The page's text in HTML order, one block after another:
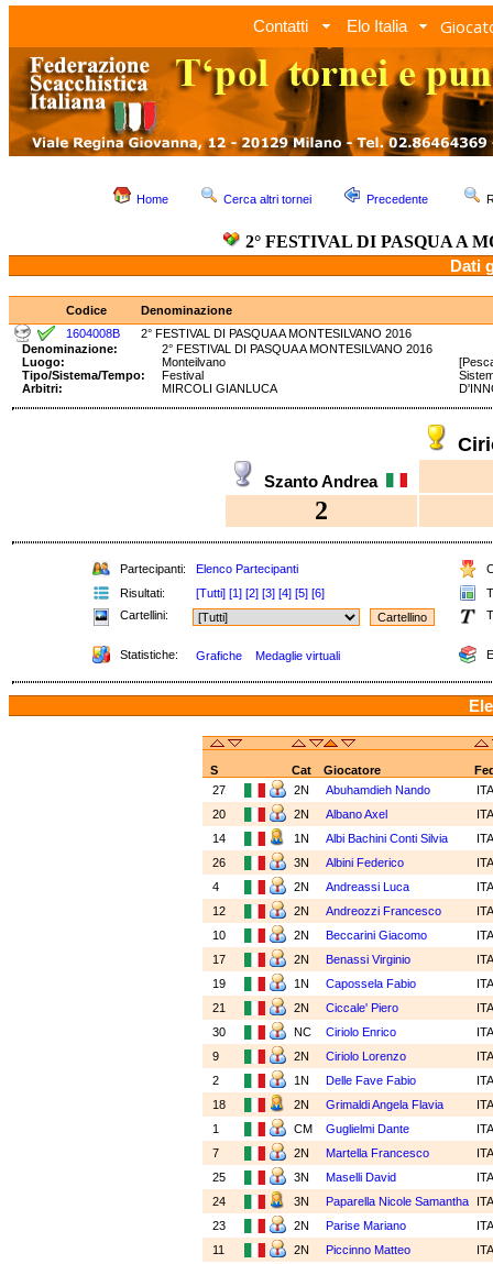
Contatti Elo Italia
Home Cerca altri tornei Precedente
2° FESTIVAL DI PASQUA A
Dati
Codice
Denominazione
1604008B
2° FESTIVAL DI PASQUA A MONTESILVANO 2016
Denominazione:
2° FESTIVAL DI PASQUA A MONTESILVANO 2016
Luogo:
Monteilvano
Tipo/Sistema/Tempo:
Festival
Arbitri:
MIRCOLI GIANLUCA
Szanto Andrea
2
Partecipanti: Elenco Partecipanti
Risultati:
[Tutti] [1] [2] [3] [4] [5] [6]
Cartellini:
Statistiche: Grafiche Medaglie virtuali
S Cat Giocatore
27
2N Abuhamdieh Nando
20
2N Albano Axel
14
1N Albi Bachini Conti Silvia
26
3N Albini Federico
4
2N Andreassi Luca
12
2N Andreozzi Francesco
10
2N Beccarini Giacomo
17
2N Benassi Virginio
19
1N Capossela Fabio
21
2N Ciccale' Piero
30
NC Ciriolo Enrico
9
2N Ciriolo Lorenzo
2
1N Delle Fave Fabio
18
2N Grimaldi Angela Flavia
1
CM Guglielmi Dante
7
2N Martella Francesco
25
3N Maselli David
24
3N Paparella Nicole Samantha
23
2N Parise Mariano
11
2N Piccinno Matteo